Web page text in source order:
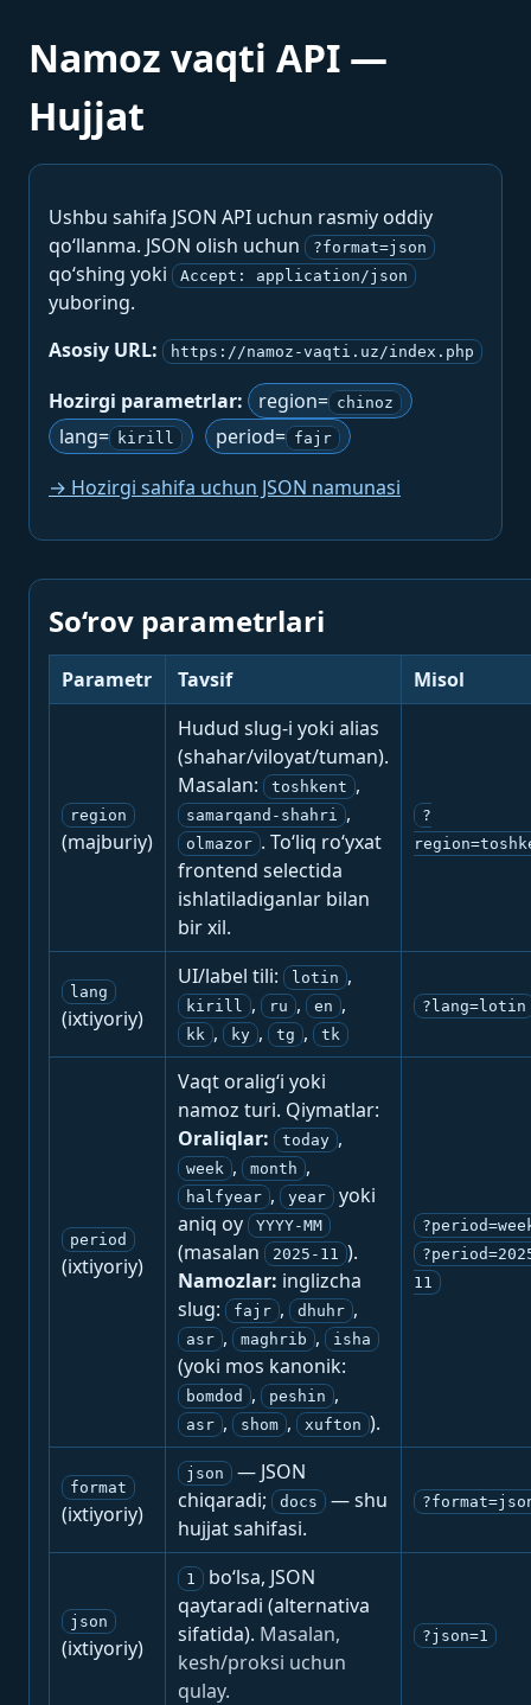
Namoz vaqti API —
Hujjat
Ushbu sahifa JSON API uchun rasmiy oddiy
qo‘llanma. JSON olish uchun
?format=json
qo‘shing yoki Accept: application/json
yuboring.
Asosiy URL:
https://namoz-vaqti.uz/index.php
Hozirgi parametrlar: region= chinoz
lang= kirill period= fajr
→ Hozirgi sahifa uchun JSON namunasi
So‘rov parametrlari
Parametr Tavsif Misol
region
(majburiy)
Hudud slug-i yoki alias
(shahar/viloyat/tuman).
Masalan:
toshkent ,
samarqand-shahri ,
olmazor . To‘liq ro‘yxat
frontend selectida
ishlatiladiganlar bilan
bir xil.
?
lang
(ixtiyoriy)
UI/label tili: lotin ,
kirill , ru , en ,
kk , ky , tg , tk
?lang=lotin
period
(ixtiyoriy)
Vaqt oralig‘i yoki
namoz turi. Qiymatlar:
Oraliqlar:
today ,
week , month ,
halfyear , year
yoki
aniq oy
YYYY-MM
(masalan 2025-11 ).
Namozlar: inglizcha
slug:
fajr , dhuhr ,
asr , maghrib , isha
(yoki mos kanonik:
bomdod , peshin ,
asr , shom , xufton ).
11
format
(ixtiyoriy)
json
— JSON
chiqaradi;
docs
— shu
hujjat sahifasi.
json
(ixtiyoriy)
1
bo‘lsa, JSON
qaytaradi (alternativa
sifatida). Masalan,
kesh/proksi uchun
qulay.
?json=1